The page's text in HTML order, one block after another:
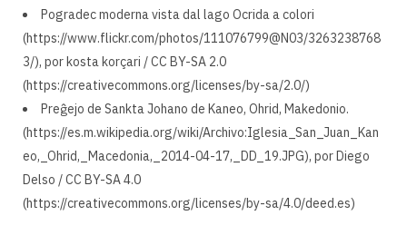
Pogradec moderna vista dal lago Ocrida a colori
(https://www.flickr.com/photos/111076799@N03/3263238768
3/), por kosta korçari / CC BY-SA 2.0
(https://creativecommons.org/licenses/by-sa/2.0/)
Preĝejo de Sankta Johano de Kaneo, Ohrid, Makedonio.
(https://es.m.wikipedia.org/wiki/Archivo:Iglesia_San_Juan_Kan
eo,_Ohrid,_Macedonia,_2014-04-17,_DD_19.JPG), por Diego
Delso / CC BY-SA 4.0
(https://creativecommons.org/licenses/by-sa/4.0/deed.es)